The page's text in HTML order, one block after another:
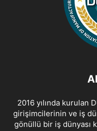
2016 yılında kurulan
girişimcilerinin ve iş
gönüllü bir iş dünyası